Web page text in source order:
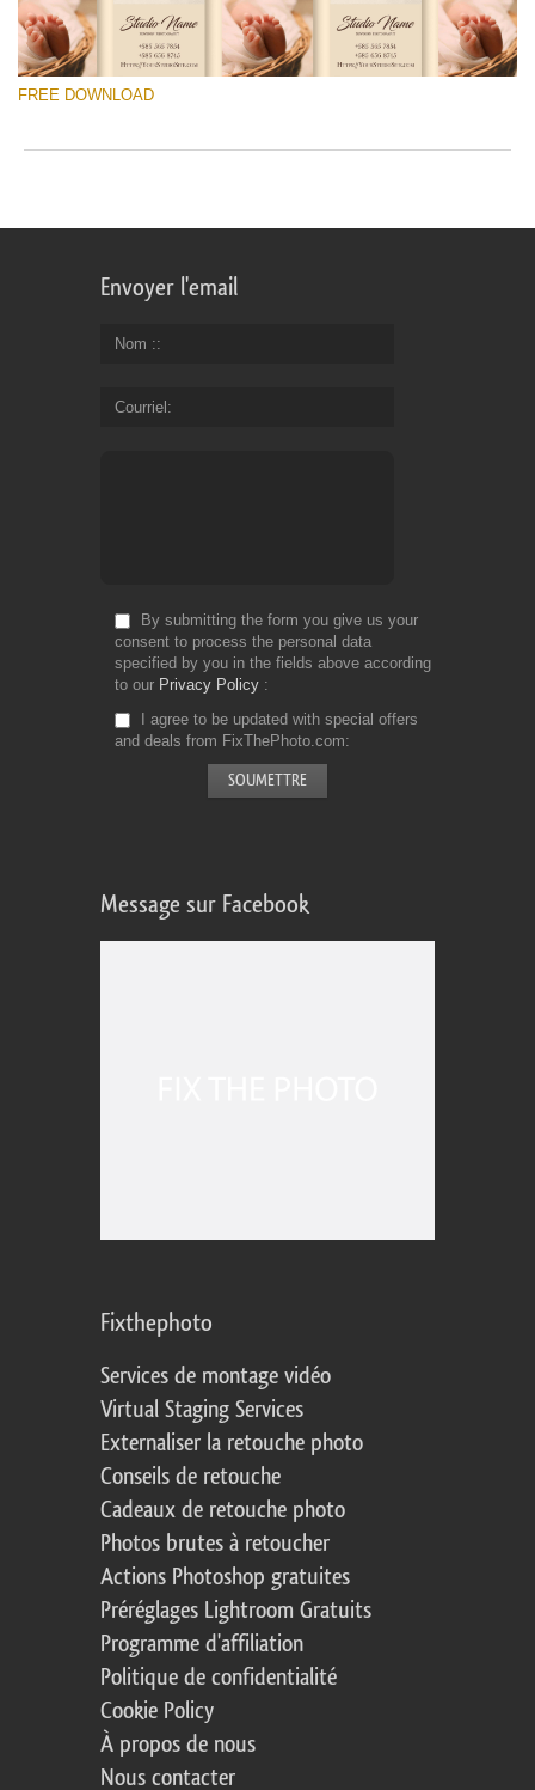
FREE DOWNLOAD
Envoyer l'email
Nom :
Courriel
By submitting the form you give us your
consent to process the personal data
specified by you in the fields above according
to our Privacy Policy
I agree to be updated with special offers
and deals from FixThePhoto.com
Message sur Facebook
Fixthephoto
Services de montage vidéo
Virtual Staging Services
Externaliser la retouche photo
Conseils de retouche
Cadeaux de retouche photo
Photos brutes à retoucher
Actions Photoshop gratuites
Préréglages Lightroom Gratuits
Programme d'affiliation
Politique de confidentialité
Cookie Policy
À propos de nous
Nous contacter